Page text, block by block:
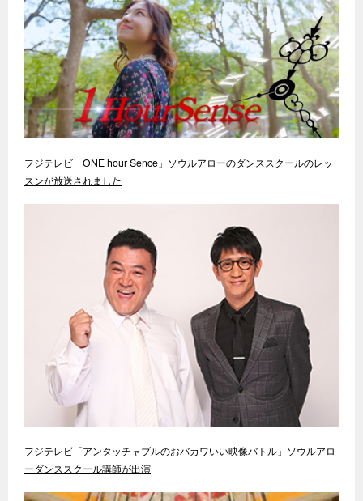
フジテレビ「ONE hour Sence」ソウルアローのダンススクールのレッ
スンが放送されました
フジテレビ「アンタッチャブルのおバカワいい映像バトル」ソウルアロ
ーダンススクール講師が出演